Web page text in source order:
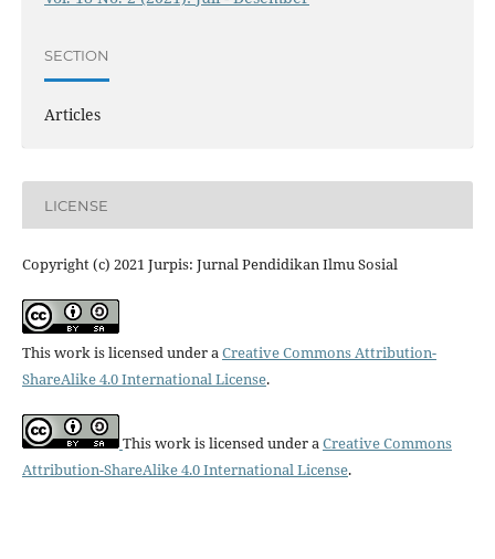
SECTION
Articles
LICENSE
Copyright (c) 2021 Jurpis: Jurnal Pendidikan Ilmu Sosial
This work is licensed under aCreative Commons Attribution-
ShareAlike 4.0 International License.
This work is licensed under aCreative Commons
Attribution-ShareAlike 4.0 International License.